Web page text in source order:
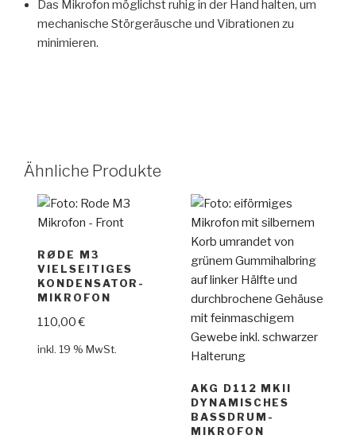
Das Mikrofon möglichst ruhig in der Hand halten, um
mechanische Störgeräusche und Vibrationen zu
minimieren.
Ähnliche Produkte
RØDE M3
VIELSEITIGES
KONDENSATOR-
MIKROFON
110,00€
inkl. 19 % MwSt.
AKG D112 MKII
DYNAMISCHES
BASSDRUM-
MIKROFON